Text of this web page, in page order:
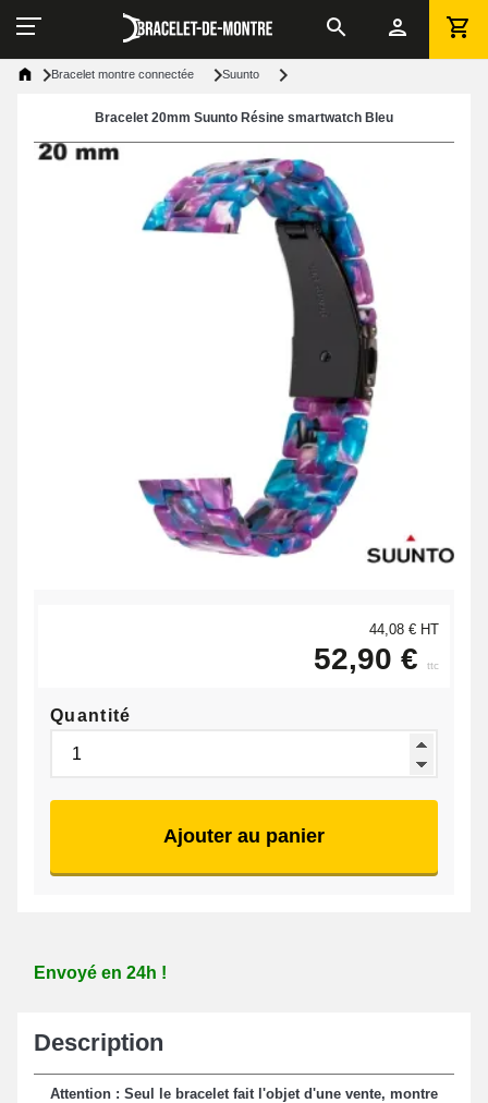
Bracelet montre connectée Suunto
Bracelet 20mm Suunto Résine smartwatch Bleu
44,08 € HT
52,90 € ttc
Quantité
Ajouter au panier
Envoyé en 24h !
Description
Attention : Seul le bracelet fait l'objet d'une vente, montre